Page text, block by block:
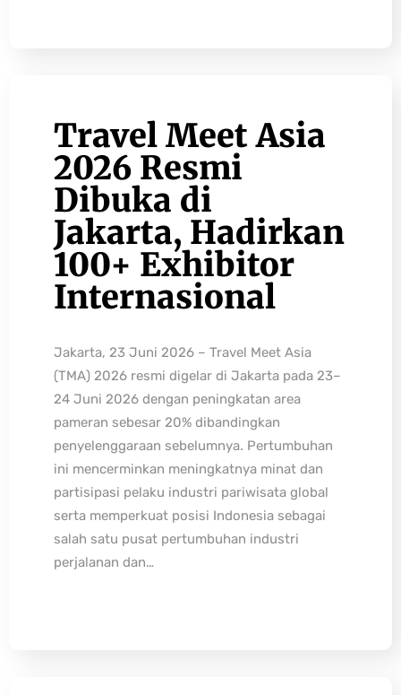
Travel Meet Asia
2026 Resmi
Dibuka di
Jakarta, Hadirkan
100+ Exhibitor
Internasional
Jakarta, 23 Juni 2026 – Travel Meet Asia
(TMA) 2026 resmi digelar di Jakarta pada 23–
24 Juni 2026 dengan peningkatan area
pameran sebesar 20% dibandingkan
penyelenggaraan sebelumnya. Pertumbuhan
ini mencerminkan meningkatnya minat dan
partisipasi pelaku industri pariwisata global
serta memperkuat posisi Indonesia sebagai
salah satu pusat pertumbuhan industri
perjalanan dan…